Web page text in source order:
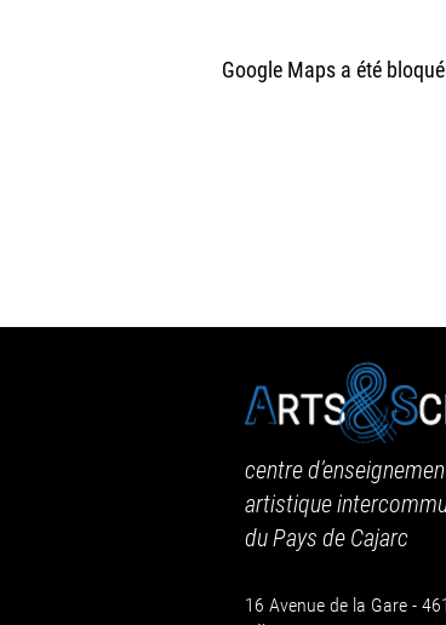
Google Maps a été
centre
artistique
du Pays de Cajarc
16 Avenue de la Gare -